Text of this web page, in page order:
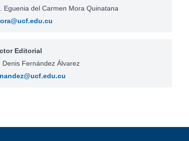
Eguenia del Carmen Mora Quinatana
Editorial
Denis Fernández Álvarez